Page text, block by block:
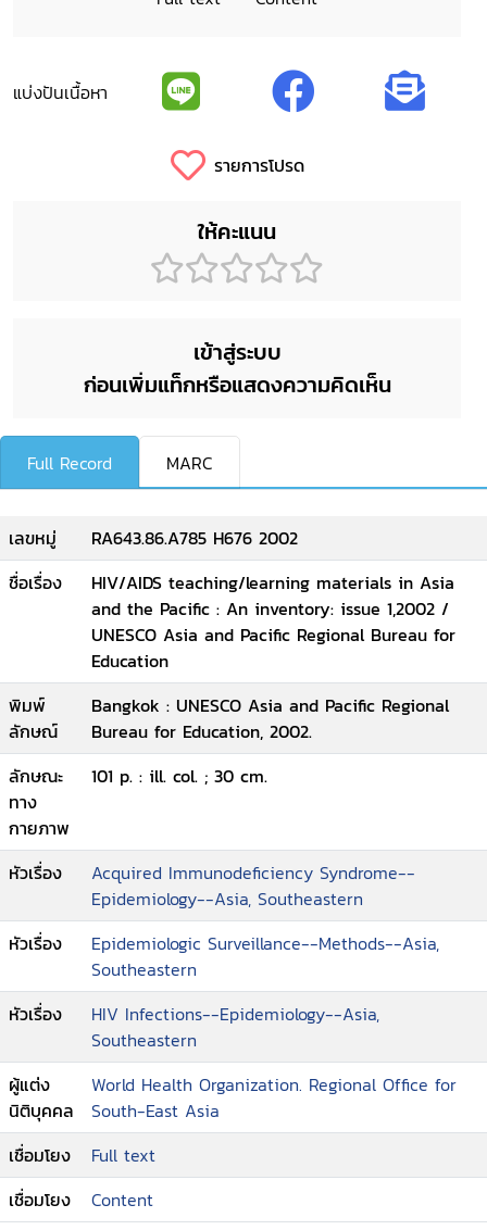
แบ่งปันเนื้อหา
รายการโปรด
ให้คะแนน
เข้าสู่ระบบ
ก่อนเพิ่มแท็กหรือแสดงความคิดเห็น
Full Record MARC
เลขหมู่
RA643.86.A785 H676 2002
ชื่อเรื่อง
HIV/AIDS teaching/learning materials in Asia
and the Pacific : An inventory: issue 1,2002 /
UNESCO Asia and Pacific Regional Bureau for
Education
พิมพ์
ลักษณ์
Bangkok : UNESCO Asia and Pacific Regional
Bureau for Education, 2002.
ลักษณะ
ทาง
กายภาพ
101 p. : ill. col. ; 30 cm.
หัวเรื่อง
Acquired Immunodeficiency Syndrome--
Epidemiology--Asia, Southeastern
หัวเรื่อง
Epidemiologic Surveillance--Methods--Asia,
Southeastern
หัวเรื่อง
HIV Infections--Epidemiology--Asia,
Southeastern
ผู้แต่ง
นิติบุคคล
World Health Organization. Regional Office for
South-East Asia
เชื่อมโยง
Full text
เชื่อมโยง
Content